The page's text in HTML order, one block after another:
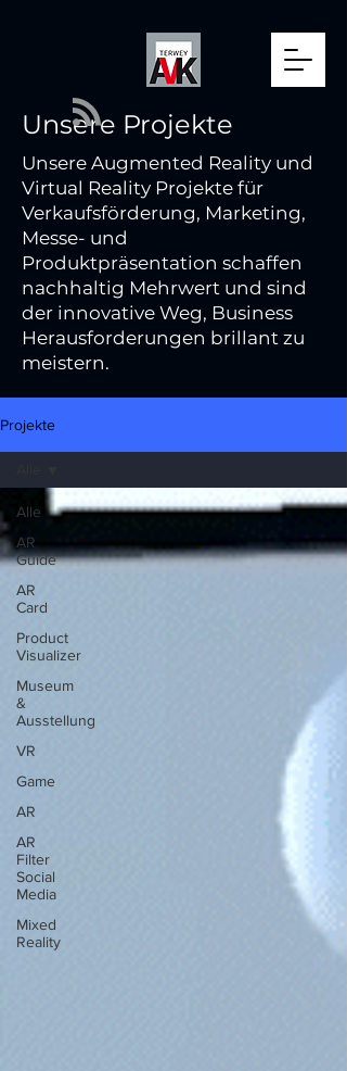
Unsere Projekte
Unsere Augmented Reality und
Virtual Reality Projekte für
Verkaufsförderung, Marketing,
Messe- und
Produktpräsentation schaffen
nachhaltig Mehrwert und sind
der innovative Weg, Business
Herausforderungen brillant zu
meistern.
Projekte
Alle
AR
Guide
AR
Card
Product
Visualizer
Museum
&
Ausstellung
VR
Game
AR
AR
Filter
Social
Media
Mixed
Reality